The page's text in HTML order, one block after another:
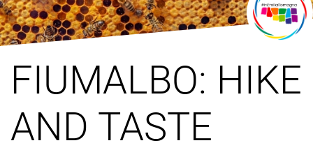
FIUMALBO: HIKE
AND TASTE